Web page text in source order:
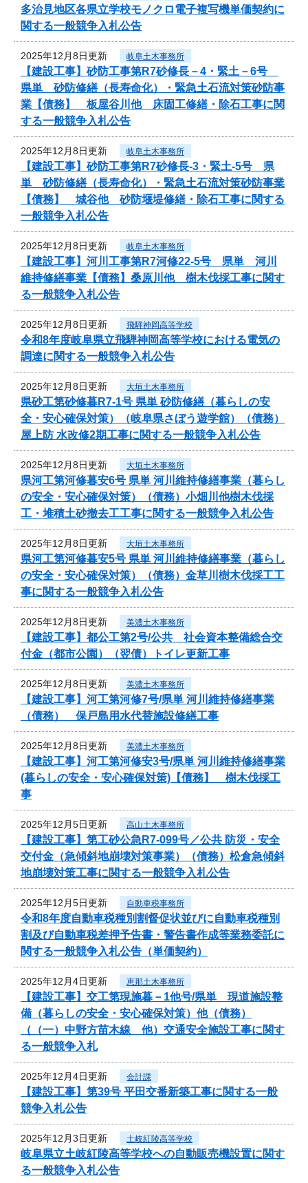
多治見地区各県立学校モノクロ電子複写機単価契約に
関する一般競争入札公告
2025年12月8日更新 岐阜土木事務所
【建設工事】砂防工事第R7砂修長－4・緊土－6号
県単 砂防修繕（長寿命化）・緊急土石流対策砂防事
業【債務】 板屋谷川他 床固工修繕・除石工事に関
する一般競争入札公告
2025年12月8日更新 岐阜土木事務所
【建設工事】砂防工事第R7砂修長-3・緊土-5号 県
単 砂防修繕（長寿命化）・緊急土石流対策砂防事業
【債務】 城谷他 砂防堰堤修繕・除石工事に関する
一般競争入札公告
2025年12月8日更新 岐阜土木事務所
【建設工事】河川工事第R7河修22-5号 県単 河川
維持修繕事業【債務】桑原川他 樹木伐採工事に関す
る一般競争入札公告
2025年12月8日更新 飛騨神岡高等学校
令和8年度岐阜県立飛騨神岡高等学校における電気の
調達に関する一般競争入札公告
2025年12月8日更新 大垣土木事務所
県砂工第砂修暮R7-1号 県単 砂防修繕（暮らしの安
全・安心確保対策）（岐阜県さぼう遊学館）（債務）
屋上防 水改修2期工事に関する一般競争入札公告
2025年12月8日更新 大垣土木事務所
県河工第河修暮安6号 県単 河川維持修繕事業（暮らし
の安全・安心確保対策）（債務）小畑川他樹木伐採
工・堆積土砂撤去工工事に関する一般競争入札公告
2025年12月8日更新 大垣土木事務所
県河工第河修暮安5号 県単 河川維持修繕事業（暮らし
の安全・安心確保対策）（債務）金草川樹木伐採工工
事に関する一般競争入札公告
2025年12月8日更新 美濃土木事務所
【建設工事】都公工第2号/公共 社会資本整備総合交
付金（都市公園）（翌債）トイレ更新工事
2025年12月8日更新 美濃土木事務所
【建設工事】河工第河修7号/県単 河川維持修繕事業
（債務） 保戸島用水代替施設修繕工事
2025年12月8日更新 美濃土木事務所
【建設工事】河工第河修安3号/県単 河川維持修繕事業
(暮らしの安全・安心確保対策)【債務】 樹木伐採工
事
2025年12月5日更新 高山土木事務所
【建設工事】第工砂公急R7-099号／公共 防災・安全
交付金（急傾斜地崩壊対策事業）（債務）松倉急傾斜
地崩壊対策工事に関する一般競争入札公告
2025年12月5日更新 自動車税事務所
令和8年度自動車税種別割督促状並びに自動車税種別
割及び自動車税差押予告書・警告書作成等業務委託に
関する一般競争入札公告（単価契約）
2025年12月4日更新 恵那土木事務所
【建設工事】交工第現施暮－1他号/県単 現道施設整
備（暮らしの安全・安心確保対策）他（債務）
（（一）中野方苗木線 他）交通安全施設工事に関す
る一般競争入札
2025年12月4日更新 会計課
【建設工事】第39号 平田交番新築工事に関する一般
競争入札公告
2025年12月3日更新 土岐紅陵高等学校
岐阜県立土岐紅陵高等学校への自動販売機設置に関す
る一般競争入札公告